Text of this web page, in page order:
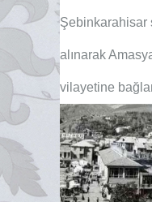
Şebinkarahisar
alınarak
vilayetine